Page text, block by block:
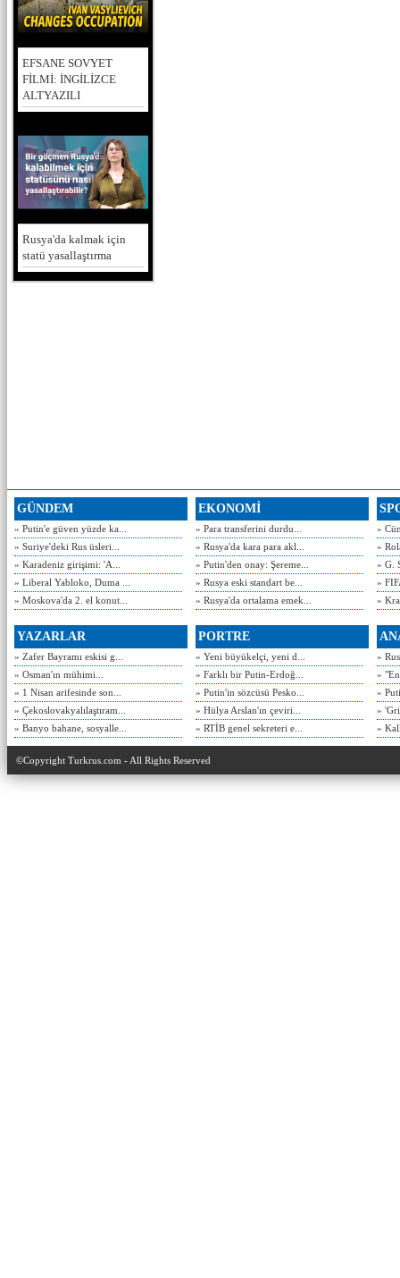
EFSANE SOVYET
FİLMİ: İNGİLİZCE
ALTYAZILI
Rusya'da kalmak için
statü yasallaştırma
GÜNDEM
» Putin'e güven yüzde ka...
» Suriye'deki Rus üsleri...
» Karadeniz girişimi: 'A...
» Liberal Yabloko, Duma ...
» Moskova'da 2. el konut...
EKONOMİ
» Para transferini durdu...
» Rusya'da kara para akl...
» Putin'den onay: Şereme...
» Rusya eski standart be...
» Rusya'da ortalama emek...
»
»
» G.
»
»
YAZARLAR
» Zafer Bayramı eskisi g...
» Osman'ın mühimi...
» 1 Nisan arifesinde son...
» Çekoslovakyalılaştıram...
» Banyo bahane, sosyalle...
PORTRE
» Yeni büyükelçi, yeni d...
» Farklı bir Putin-Erdoğ...
» Putin'in sözcüsü Pesko...
» Hülya Arslan'ın çeviri...
» RTİB genel sekreteri e...
»
»
»
»
»
©Copyright Turkrus.com - All Rights Reserved